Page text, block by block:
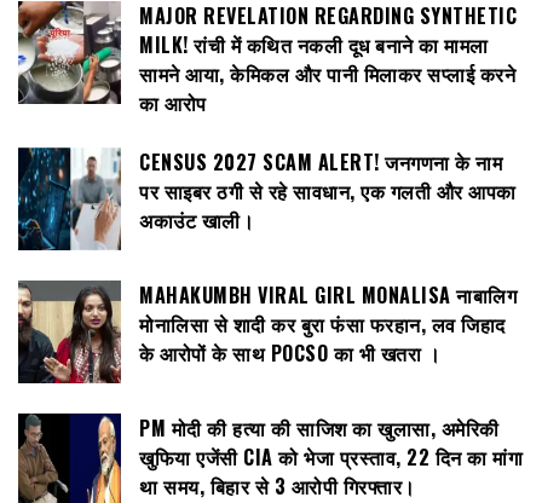
MAJOR REVELATION REGARDING SYNTHETIC
MILK! रांची में कथित नकली दूध बनाने का मामला
सामने आया, केमिकल और पानी मिलाकर सप्लाई करने
का आरोप
CENSUS 2027 SCAM ALERT! जनगणना के नाम
पर साइबर ठगी से रहे सावधान, एक गलती और आपका
अकाउंट खाली।
MAHAKUMBH VIRAL GIRL MONALISA नाबालिग
मोनालिसा से शादी कर बुरा फंसा फरहान, लव जिहाद
के आरोपों के साथ POCSO का भी खतरा ।
PM मोदी की हत्या की साजिश का खुलासा, अमेरिकी
खुफिया एजेंसी CIA को भेजा प्रस्ताव, 22 दिन का मांगा
था समय, बिहार से 3 आरोपी गिरफ्तार।